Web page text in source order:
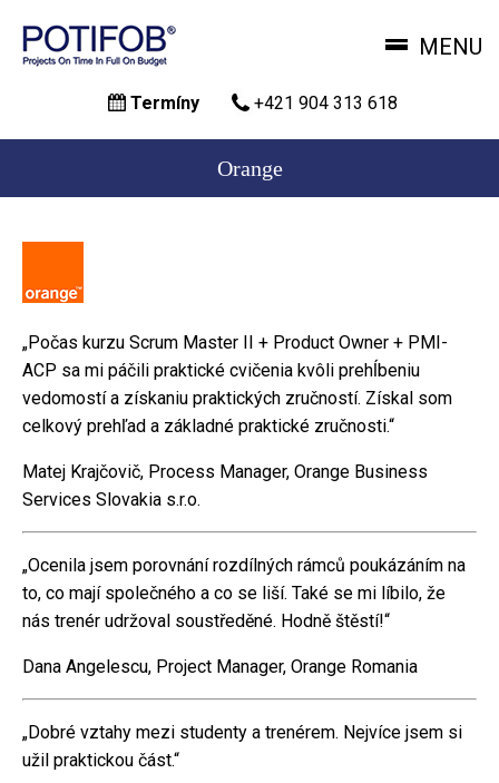
hlavný
MENU
Termíny +421 904 313 618
Orange
„Počas kurzu Scrum Master II + Product Owner + PMI-
ACP sa mi páčili praktické cvičenia kvôli prehĺbeniu
vedomostí a získaniu praktických zručností. Získal som
celkový prehľad a základné praktické zručnosti.“
Matej Krajčovič, Process Manager, Orange Business
Services Slovakia s.r.o.
„Ocenila jsem porovnání rozdílných rámců poukázáním na
to, co mají společného a co se liší. Také se mi líbilo, že
nás trenér udržoval soustředěné. Hodně štěstí!“
Dana Angelescu, Project Manager, Orange Romania
„Dobré vztahy mezi studenty a trenérem. Nejvíce jsem si
užil praktickou část.“